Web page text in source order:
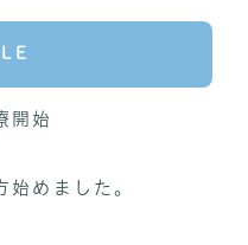
開始
始めました。